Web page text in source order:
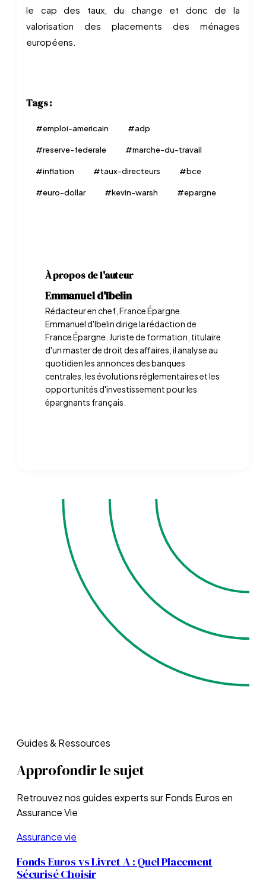
le cap des taux, du change et donc de la
valorisation des placements des ménages
européens.
Tags :
#emploi-americain #adp
#reserve-federale #marche-du-travail
#inflation #taux-directeurs #bce
#euro-dollar #kevin-warsh #epargne
À propos de l'auteur
Emmanuel d'Ibelin
Rédacteur en chef, France Épargne
Emmanuel d'Ibelin dirige la rédaction de
France Épargne. Juriste de formation, titulaire
d'un master de droit des affaires, il analyse au
quotidien les annonces des banques
centrales, les évolutions réglementaires et les
opportunités d'investissement pour les
épargnants français.
Guides & Ressources
Approfondir le sujet
Retrouvez nos guides experts surFonds Euros en
Assurance Vie
Assurance vie
Fonds Euros vs Livret A : Quel Placement
Sécurisé Choisir